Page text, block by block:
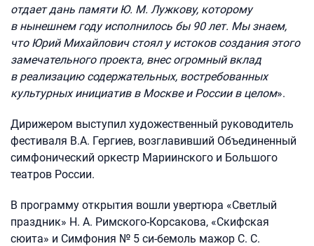
отдает дань памяти Ю. М. Лужкову, которому
в нынешнем году исполнилось бы 90 лет. Мы знаем,
что Юрий Михайлович стоял у истоков создания этого
замечательного проекта, внес огромный вклад
в реализацию содержательных, востребованных
культурных инициатив в Москве и России в целом».
Дирижером выступил художественный руководитель
фестиваля В.А. Гергиев, возглавивший Объединенный
симфонический оркестр Мариинского и Большого
театров России.
В программу открытия вошли увертюра «Светлый
праздник» Н. А. Римского-Корсакова, «Скифская
сюита» и Симфония № 5 си-бемоль мажор С. С.